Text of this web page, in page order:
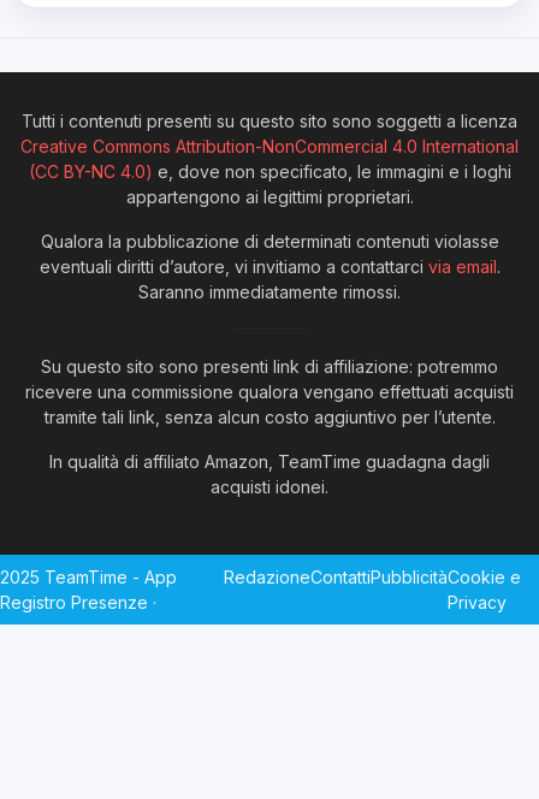
Tutti i contenuti presenti su questo sito sono soggetti a licenza
Creative Commons Attribution-NonCommercial 4.0 International
(CC BY-NC 4.0) e, dove non specificato, le immagini e i loghi
appartengono ai legittimi proprietari.
Qualora la pubblicazione di determinati contenuti violasse
eventuali diritti d’autore, vi invitiamo a contattarci via email.
Saranno immediatamente rimossi.
Su questo sito sono presenti link di affiliazione: potremmo
ricevere una commissione qualora vengano effettuati acquisti
tramite tali link, senza alcun costo aggiuntivo per l’utente.
In qualità di affiliato Amazon, TeamTime guadagna dagli
acquisti idonei.
2025 TeamTime - App
Registro Presenze ·
RedazioneContattiPubblicitàCookie e
Privacy